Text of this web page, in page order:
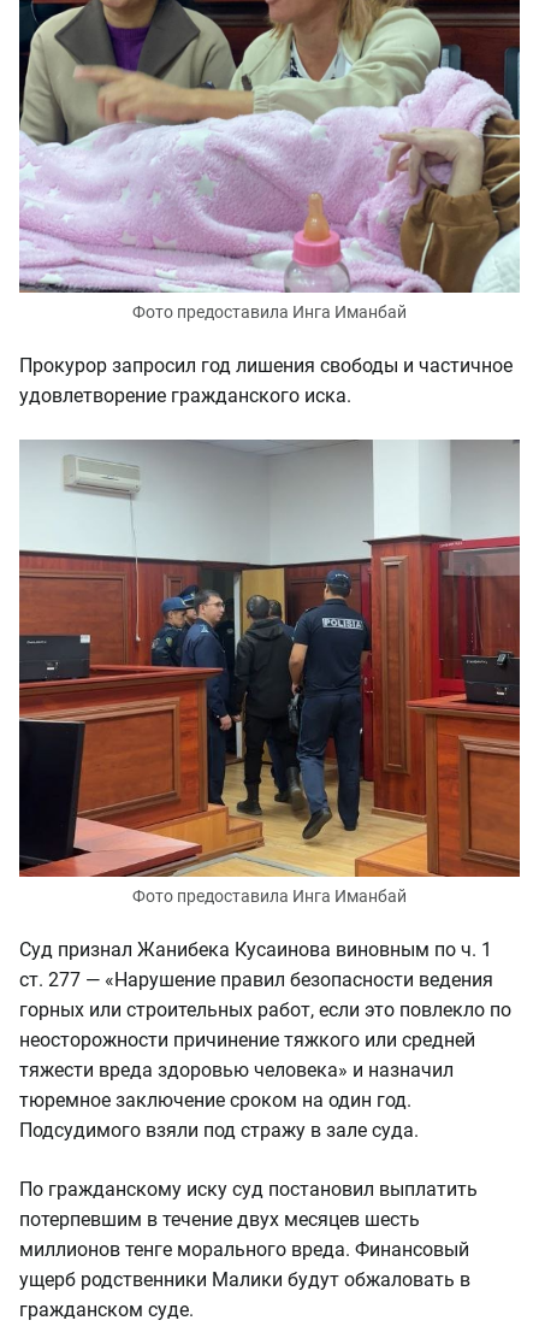
Фото предоставила Инга Иманбай
Прокурор запросил год лишения свободы и частичное
удовлетворение гражданского иска.
Фото предоставила Инга Иманбай
Суд признал Жанибека Кусаинова виновным по ч. 1
ст. 277 — «Нарушение правил безопасности ведения
горных или строительных работ, если это повлекло по
неосторожности причинение тяжкого или средней
тяжести вреда здоровью человека» и назначил
тюремное заключение сроком на один год.
Подсудимого взяли под стражу в зале суда.
По гражданскому иску суд постановил выплатить
потерпевшим в течение двух месяцев шесть
миллионов тенге морального вреда. Финансовый
ущерб родственники Малики будут обжаловать в
гражданском суде.